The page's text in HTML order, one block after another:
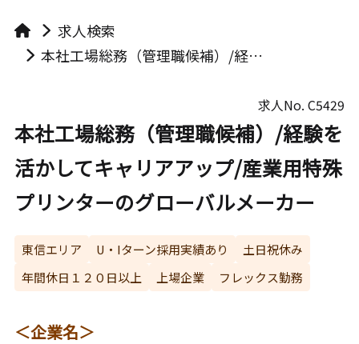
求人検索
本社工場総務（管理職候補）/経験を活かしてキャリアアップ/産業用特殊プリンターのグローバルメーカー
求人No.C5429
本社工場総務（管理職候補）/経験を
活かしてキャリアアップ/産業用特殊
プリンターのグローバルメーカー
東信エリア U・Iターン採用実績あり
土日祝休み
年間休日１２０日以上
上場企業 フレックス勤務
＜企業名＞